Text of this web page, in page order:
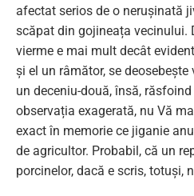
afectat serios de o nerușinată
scăpat din gojineața vecinului.
vierme e mai mult decât
și el un râmător, se
un deceniu-două, însă,
observația exagerată, nu Vă
exact în memorie ce jiganie
de agricultor. Probabil, că un
porcinelor, dacă e scris, totuși,